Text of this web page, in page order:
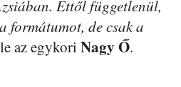
Ettől függetlenül,
formátumot, de csak a
az egykori Nagy Ő.